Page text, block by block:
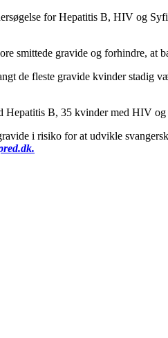
for Hepatitis B, HIV og
smittede gravide og forhindre, at
de fleste gravide kvinder
Hepatitis B, 35 kvinder med HIV
i risiko for at udvikle